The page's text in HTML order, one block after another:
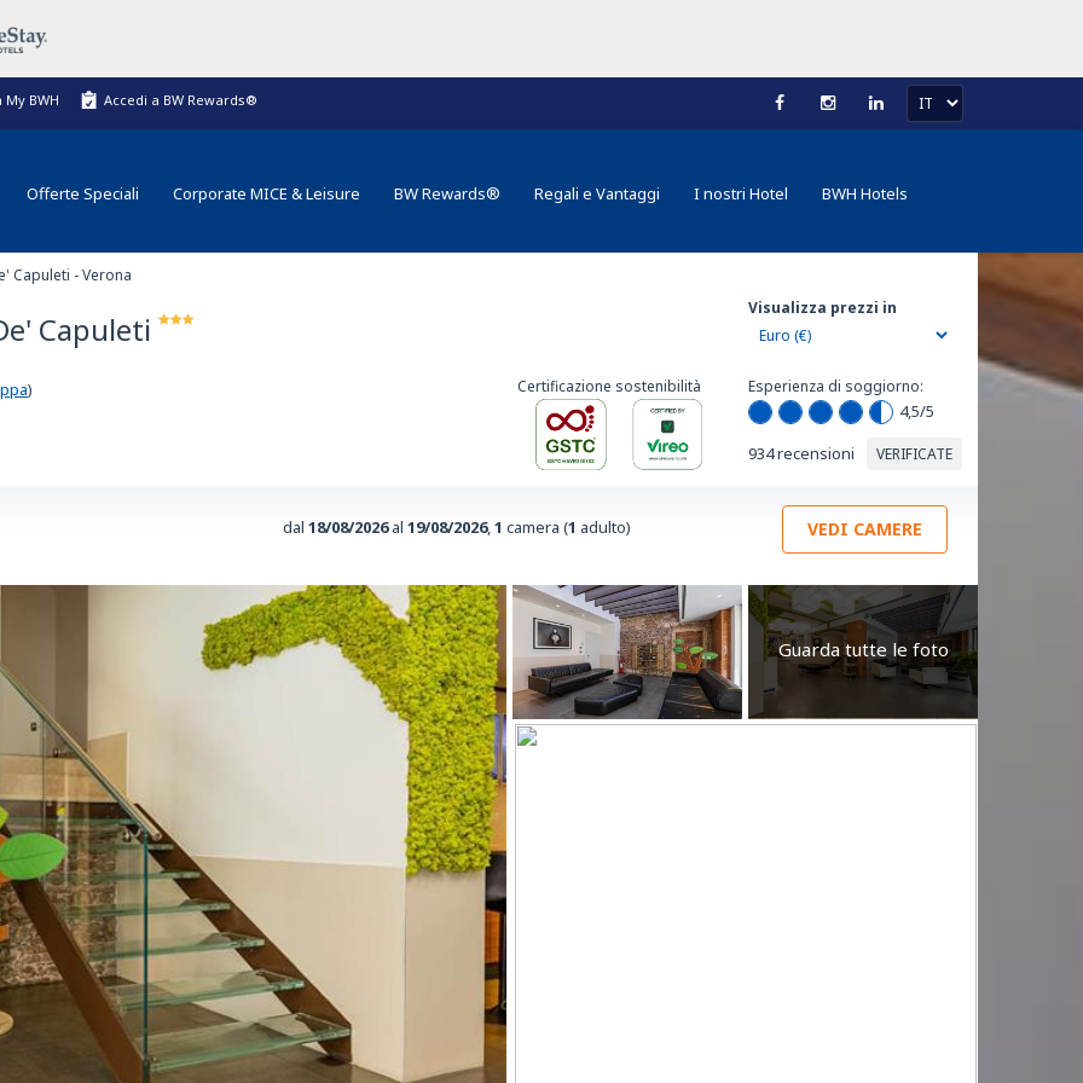
BWH Accedi a BW Rewards®
Offerte Speciali Corporate MICE & Leisure BW Rewards® Regali e Vantaggi I nostri Hotel BWH Hotels
Capuleti - Verona
Capuleti
Visualizza prezzi in
) Certificazione sostenibilità Esperienza di soggiorno:
4,5/5
934 recensioni
VERIFICATE
dal 18/08/2026al 19/08/2026,1 camera (1 adulto) VEDI CAMERE
Guarda tutte le foto